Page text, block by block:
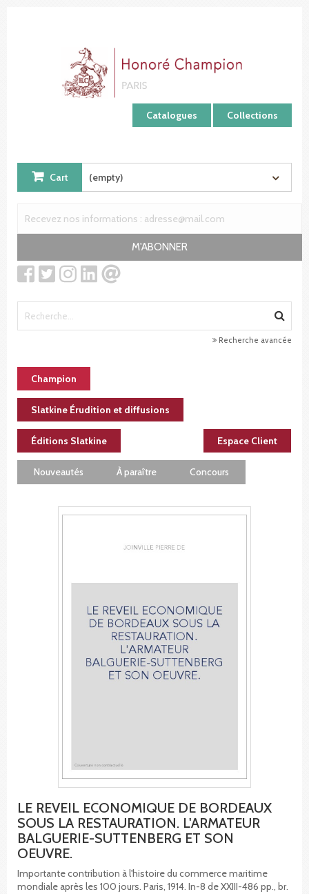
Catalogues Collections
Cart (empty)
M'ABONNER
Recherche avancée
Champion
Slatkine Érudition et diffusions
Éditions Slatkine Espace Client
Nouveautés À paraître Concours
LE REVEIL ECONOMIQUE DE BORDEAUX
SOUS LA RESTAURATION. L'ARMATEUR
BALGUERIE-SUTTENBERG ET SON
OEUVRE.
Importante contribution à l'histoire du commerce maritime
mondiale après les 100 jours. Paris, 1914. In-8 de XXIII-486 pp., br.